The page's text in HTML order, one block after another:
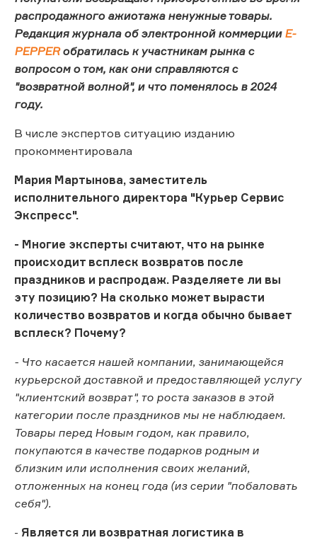
распродажного ажиотажа ненужные товары.
Редакция журнала об электронной коммерции E-
PEPPERобратилась к участникам рынка с
вопросом о том, как они справляются с
"возвратной волной", и что поменялось в 2024
году.
В числе экспертов ситуацию изданию
прокомментировала
Мария Мартынова, заместитель
исполнительного директора "Курьер Сервис
Экспресс".
- Многие эксперты считают, что на рынке
происходит всплеск возвратов после
праздников и распродаж. Разделяете ли вы
эту позицию? На сколько может вырасти
количество возвратов и когда обычно бывает
всплеск? Почему?
- Что касается нашей компании, занимающейся
курьерской доставкой и предоставляющей услугу
"клиентский возврат", то роста заказов в этой
категории после праздников мы не наблюдаем.
Товары перед Новым годом, как правило,
покупаются в качестве подарков родным и
близким или исполнения своих желаний,
отложенных на конец года (из серии "побаловать
себя").
- Является ли возвратная логистика в